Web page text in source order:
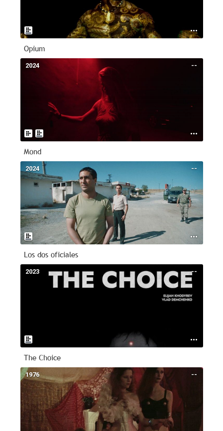
Opium
--
2024
Mond
--
2024
Los dos oficiales
--
2023
The Choice
--
1976